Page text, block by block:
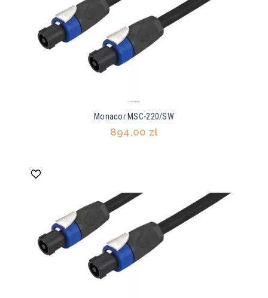
Monacor MSC-220/SW
894,00 zł